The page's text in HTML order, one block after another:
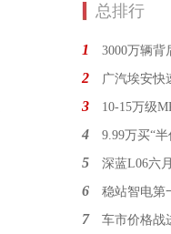
总排行
1 3000万辆背
2 广汽埃安快
3 10-15万级
4 9.99万买“
5 深蓝L06六
6 稳站智电第
7 车市价格战